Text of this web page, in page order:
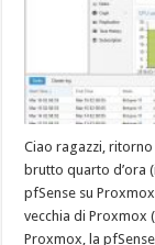
Ciao ragazzi,
brutto quarto d’ora
pfSense su
vecchia di Proxmox
Proxmox, la